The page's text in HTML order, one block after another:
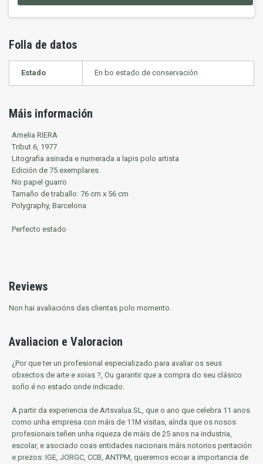
Folla de datos
Estado En bo estado de conservación
Máis información
Amelia RIERA
Tribut 6, 1977
Litografia asinada e numerada a lapis polo artista
Edición de 75 exemplares.
No papel guarro
Tamaño de traballo: 76 cm x 56 cm
Polygraphy, Barcelona
Perfecto estado
Reviews
Non hai avaliacións das clientas polo momento.
Avaliacion e Valoracion
¿Por que ter un profesional especializado para avaliar os seus
obxectos de arte e xoias ?, Ou garantir que a compra do seu clásico
soño é no estado onde indicado.
A partir da experiencia de Artsvalua SL, que o ano que celebra 11 anos
como unha empresa con máis de 11M visitas, aínda que os nosos
profesionais teñen unha riqueza de máis de 25 anos na industria,
escolar, e asociado coas entidades nacionais máis notorios peritación
e prezos: IGE, JORGC, CCB, ANTPM, queremos ecoar a importancia de